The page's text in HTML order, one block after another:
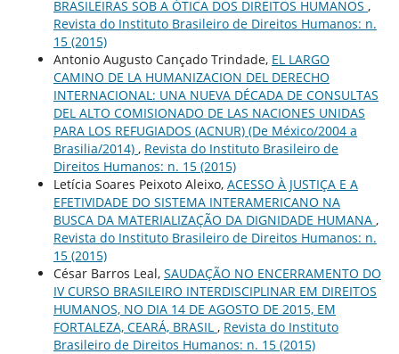
BRASILEIRAS SOB A ÓTICA DOS DIREITOS HUMANOS ,
Revista do Instituto Brasileiro de Direitos Humanos: n.
15 (2015)
Antonio Augusto Cançado Trindade, EL LARGO
CAMINO DE LA HUMANIZACION DEL DERECHO
INTERNACIONAL: UNA NUEVA DÉCADA DE CONSULTAS
DEL ALTO COMISIONADO DE LAS NACIONES UNIDAS
PARA LOS REFUGIADOS (ACNUR) (De México/2004 a
Brasilia/2014) , Revista do Instituto Brasileiro de
Direitos Humanos: n. 15 (2015)
Letícia Soares Peixoto Aleixo, ACESSO À JUSTIÇA E A
EFETIVIDADE DO SISTEMA INTERAMERICANO NA
BUSCA DA MATERIALIZAÇÃO DA DIGNIDADE HUMANA ,
Revista do Instituto Brasileiro de Direitos Humanos: n.
15 (2015)
César Barros Leal, SAUDAÇÃO NO ENCERRAMENTO DO
IV CURSO BRASILEIRO INTERDISCIPLINAR EM DIREITOS
HUMANOS, NO DIA 14 DE AGOSTO DE 2015, EM
FORTALEZA, CEARÁ, BRASIL , Revista do Instituto
Brasileiro de Direitos Humanos: n. 15 (2015)